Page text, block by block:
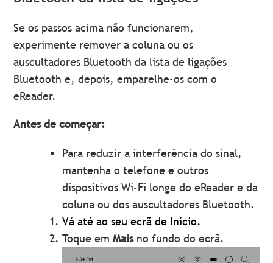
Se os passos acima não funcionarem,
experimente remover a coluna ou os
auscultadores Bluetooth da lista de ligações
Bluetooth e, depois, emparelhe-os com o
eReader.
Antes de começar:
Para reduzir a interferência do sinal,
mantenha o telefone e outros
dispositivos Wi-Fi longe do eReader e da
coluna ou dos auscultadores Bluetooth.
Vá até ao seu ecrã de Início.
Toque emMaisno fundo do ecrã.